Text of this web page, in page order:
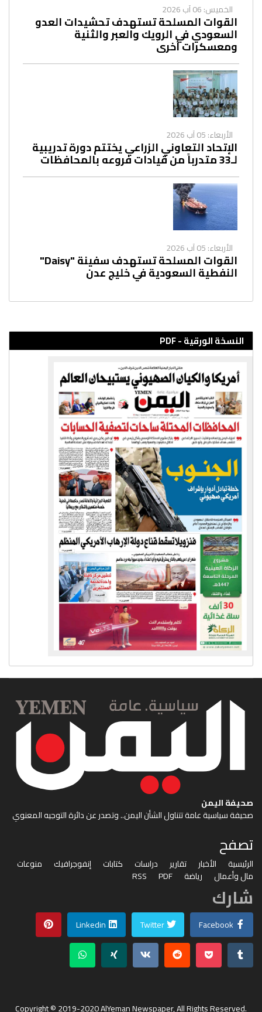
الخميس: 06 آب 2026
القوات المسلحة تستهدف تحشيدات العدو
السعودي في الرويك والعبر والثنية
ومعسكرات أخرى
الأربعاء: 05 آب 2026
الإتحاد التعاوني الزراعي يختتم دورة تدريبية
لـ33 متدرباً من قيادات فروعه بالمحافظات
الأربعاء: 05 آب 2026
القوات المسلحة تستهدف سفينة "Daisy"
النفطية السعودية في خليج عدن
النسخة الورقية - PDF
صحيفة اليمن
صحيفة سياسية عامة تتناول الشأن اليمن.. وتصدر عن دائرة التوجيه المعنوي
تصفح
الرئيسية الأخبار تقارير دراسات كتابات إنفوجرافيك
منوعات
مال وأعمال
رياضة PDF
RSS
شارك
Facebook
Twitter
Linkedin
Copyright © 2019-2020 AlYeman Newspaper, All Rights Reserved.